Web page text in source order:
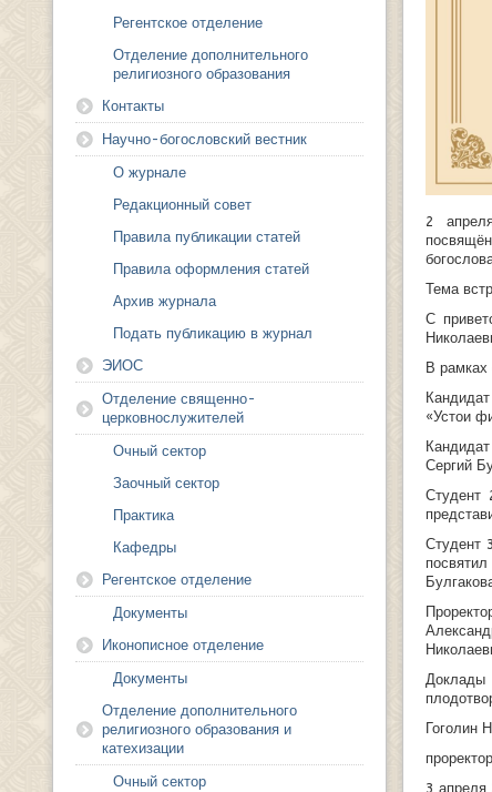
2
Тема
С
В
«Устои
Сергий
Студент
Студент
Гоголин
3 апреля
Регентское отделение
Отделение дополнительного
религиозного образования
Контакты
Научно-богословский вестник
О журнале
Редакционный совет
Правила публикации статей
Правила оформления статей
Архив журнала
Подать публикацию в журнал
ЭИОС
Отделение священно-
церковнослужителей
Очный сектор
Заочный сектор
Практика
Кафедры
Регентское отделение
Документы
Иконописное отделение
Документы
Отделение дополнительного
религиозного образования и
катехизации
Очный сектор